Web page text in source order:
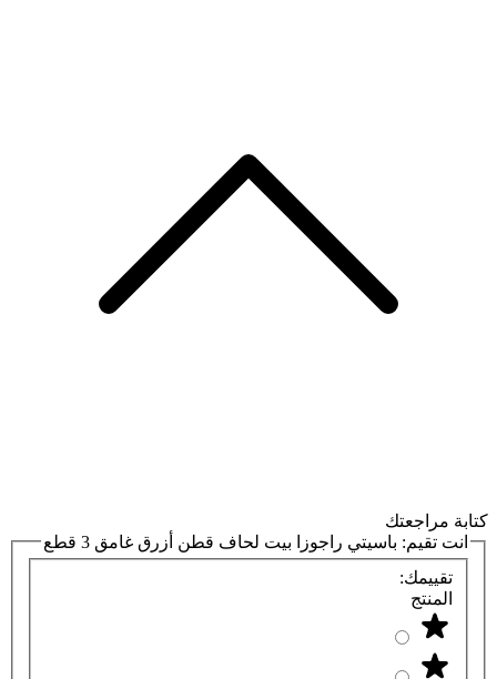
كتابة مراجعتك
انت تقيم: باسيتي راجوزا بيت لحاف قطن أزرق غامق 3 قطع
تقييمك:
المنتج